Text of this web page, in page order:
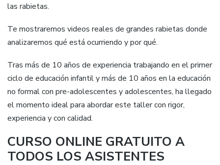
las rabietas.
Te mostraremos videos reales de grandes rabietas donde
analizaremos qué está ocurriendo y por qué.
Tras más de 10 años de experiencia trabajando en el primer
ciclo de educación infantil y más de 10 años en la educación
no formal con pre-adolescentes y adolescentes, ha llegado
el momento ideal para abordar este taller con rigor,
experiencia y con calidad.
CURSO ONLINE GRATUITO A
TODOS LOS ASISTENTES